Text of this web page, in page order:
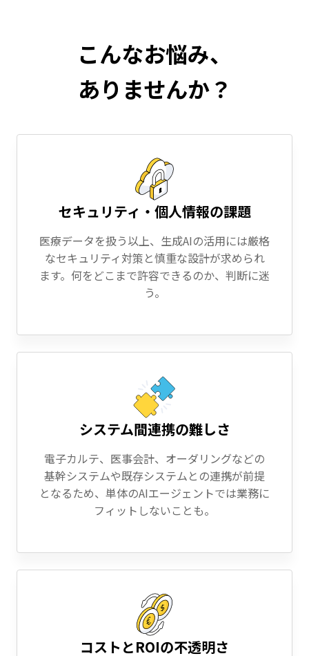
こんなお悩み、
ありませんか？
セキュリティ・個人情報の課題
医療データを扱う以上、生成AIの活用には厳格
なセキュリティ対策と慎重な設計が求められ
ます。何をどこまで許容できるのか、判断に迷
う。
システム間連携の難しさ
電子カルテ、医事会計、オーダリングなどの
基幹システムや既存システムとの連携が前提
となるため、単体のAIエージェントでは業務に
フィットしないことも。
コストとROIの不透明さ